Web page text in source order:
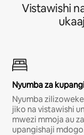
Vistawishi
Nyumba za
Nyumba
jiko na vistawishi
mwezi mmoja au
upangishaji